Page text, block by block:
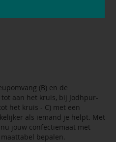
(B) en de
aan het kruis, bij Jodhpur-
het kruis - C) met een
als iemand je helpt. Met
jouw confectiemaat met
bepalen.